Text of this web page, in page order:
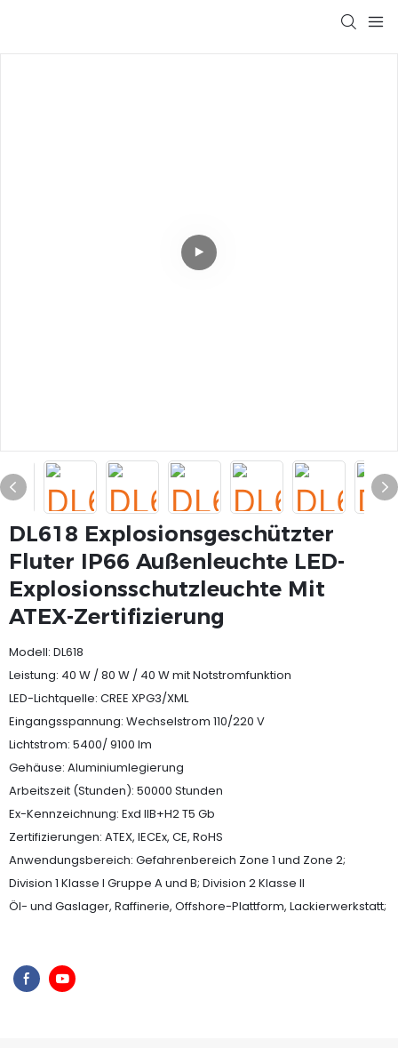
DL618 Explosionsgeschützter
Fluter IP66 Außenleuchte LED-
Explosionsschutzleuchte Mit
ATEX-Zertifizierung
Modell: DL618
Leistung: 40 W / 80 W / 40 W mit Notstromfunktion
LED-Lichtquelle: CREE XPG3/XML
Eingangsspannung: Wechselstrom 110/220 V
Lichtstrom: 5400/ 9100 lm
Gehäuse: Aluminiumlegierung
Arbeitszeit (Stunden): 50000 Stunden
Ex-Kennzeichnung: Exd IIB+H2 T5 Gb
Zertifizierungen: ATEX, IECEx, CE, RoHS
Anwendungsbereich: Gefahrenbereich Zone 1 und Zone 2;
Division 1 Klasse I Gruppe A und B; Division 2 Klasse II
Öl- und Gaslager, Raffinerie, Offshore-Plattform, Lackierwerkstatt;